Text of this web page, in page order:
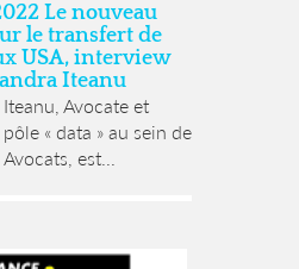
Le nouveau
le transfert de
USA, interview
Iteanu
Avocate et
« data » au sein de
est...